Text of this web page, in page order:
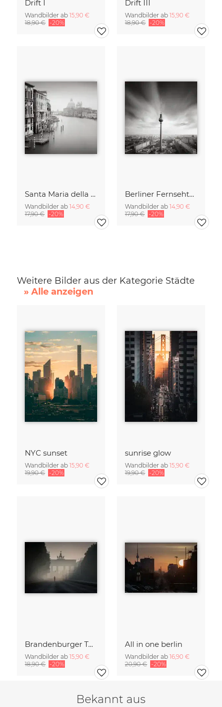
Drift I
Wandbilder ab 15,90 €
18,90 € -20%
Drift III
Wandbilder ab 15,90 €
18,90 € -20%
Santa Maria della Salute
Wandbilder ab 14,90 €
17,90 € -20%
Berliner Fernsehturm
Wandbilder ab 14,90 €
17,90 € -20%
Weitere Bilder aus der Kategorie Städte
» Alle anzeigen
NYC sunset
Wandbilder ab 15,90 €
19,90 € -20%
sunrise glow
Wandbilder ab 15,90 €
19,90 € -20%
Brandenburger Tor #1
Wandbilder ab 15,90 €
18,90 € -20%
All in one berlin
Wandbilder ab 16,90 €
20,90 € -20%
Bekannt aus